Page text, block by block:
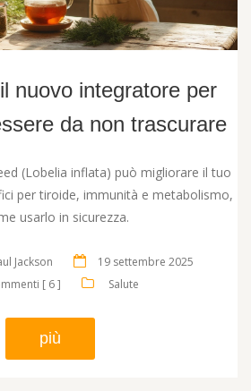
nuovo integratore per
da non trascurare
(Lobelia inflata) può migliorare il tuo
per tiroide, immunità e metabolismo,
usarlo in sicurezza.
Jackson
19 settembre 2025
[ 6 ]
Salute
più